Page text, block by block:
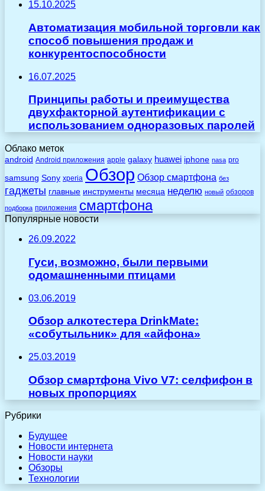
15.10.2025
Автоматизация мобильной торговли как
способ повышения продаж и
конкурентоспособности
16.07.2025
Принципы работы и преимущества
двухфакторной аутентификации с
использованием одноразовых паролей
Облако меток
android Android приложения apple galaxy huawei iphone nasa pro
samsung Sony xperia Обзор Обзор смартфона без
гаджеты главные инструменты месяца неделю новый обзоров
подборка приложения смартфона
Популярные новости
26.09.2022
Гуси, возможно, были первыми
одомашненными птицами
03.06.2019
Обзор алкотестера DrinkMate:
«cобутыльник» для «айфона»
25.03.2019
Обзор смартфона Vivo V7: селфифон в
новых пропорциях
Рубрики
Будущее
Новости интернета
Новости науки
Обзоры
Технологии